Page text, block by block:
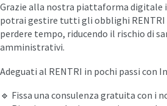
Grazie alla nostra piattaforma digitale
potrai gestire tutti gli obblighi RENTRI
perdere tempo, riducendo il rischio di
amministrativi.
Adeguati al RENTRI in pochi passi con
🔹 Fissa una consulenza gratuita con i